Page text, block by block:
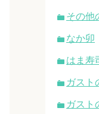
その他
なか卯
はま寿
ガスト
ガスト